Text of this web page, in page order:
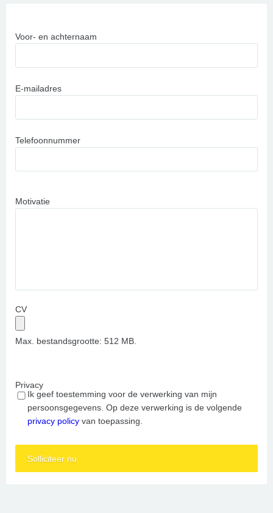
Voor- en achternaam
E-mailadres
Telefoonnummer
Motivatie
CV
Max. bestandsgrootte: 512 MB.
Privacy
Ik geef toestemming voor de verwerking van mijn
persoonsgegevens. Op deze verwerking is de volgende
privacy policy van toepassing.